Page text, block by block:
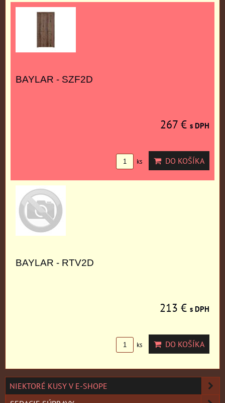
BAYLAR - SZF2D
267 € s DPH
ks DO KOŠÍKA
BAYLAR - RTV2D
213 € s DPH
ks DO KOŠÍKA
NIEKTORÉ KUSY V E-SHOPE